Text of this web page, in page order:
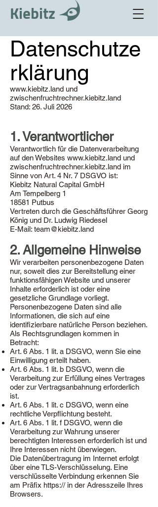
Kiebitz
Datenschutze
rklärung
www.kiebitz.land und
zwischenfruchtrechner.kiebitz.land
Stand: 26. Juli 2026
1. Verantwortlicher
Verantwortlich für die Datenverarbeitung
auf den Websites www.kiebitz.land und
zwischenfruchtrechner.kiebitz.land im
Sinne von Art. 4 Nr. 7 DSGVO ist:
Kiebitz Natural Capital GmbH
Am Tempelberg 1
18581 Putbus
Vertreten durch die Geschäftsführer Georg
König und Dr. Ludwig Riedesel
E-Mail: team@kiebitz.land
2. Allgemeine Hinweise
Wir verarbeiten personenbezogene Daten
nur, soweit dies zur Bereitstellung einer
funktionsfähigen Website und unserer
Inhalte erforderlich ist oder eine
gesetzliche Grundlage vorliegt.
Personenbezogene Daten sind alle
Informationen, die sich auf eine
identifizierbare natürliche Person beziehen.
Als Rechtsgrundlagen kommen in
Betracht:
Art. 6 Abs. 1 lit. a DSGVO, wenn Sie eine
Einwilligung erteilt haben.
Art. 6 Abs. 1 lit. b DSGVO, wenn die
Verarbeitung zur Erfüllung eines Vertrages
oder zur Vertragsanbahnung erforderlich
ist.
Art. 6 Abs. 1 lit. c DSGVO, wenn eine
rechtliche Verpflichtung besteht.
Art. 6 Abs. 1 lit. f DSGVO, wenn die
Verarbeitung zur Wahrung unserer
berechtigten Interessen erforderlich ist und
Ihre Interessen nicht überwiegen.
Die Datenübertragung im Internet erfolgt
über eine TLS-Verschlüsselung. Eine
verschlüsselte Verbindung erkennen Sie
am Präfix https:// in der Adresszeile Ihres
Browsers.